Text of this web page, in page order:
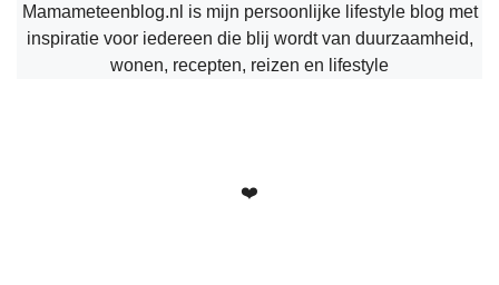
Mamameteenblog.nl is mijn persoonlijke lifestyle blog met
inspiratie voor iedereen die blij wordt van duurzaamheid,
wonen, recepten, reizen en lifestyle
❤️